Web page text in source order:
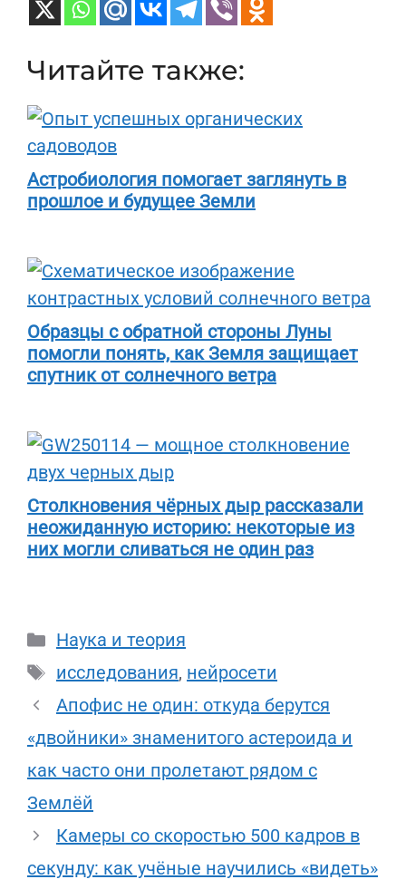
Читайте также:
Астробиология помогает заглянуть в
прошлое и будущее Земли
Образцы с обратной стороны Луны
помогли понять, как Земля защищает
спутник от солнечного ветра
Столкновения чёрных дыр рассказали
неожиданную историю: некоторые из
них могли сливаться не один раз
Рубрики
Наука и теория
Метки
исследования, нейросети
Апофис не один: откуда берутся
«двойники» знаменитого астероида и
как часто они пролетают рядом с
Землёй
Камеры со скоростью 500 кадров в
секунду: как учёные научились «видеть»